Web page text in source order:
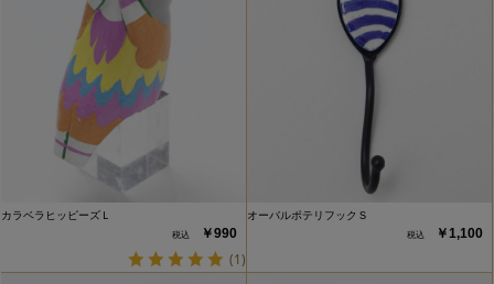
カラベラヒッピーズＬ
￥990
(1)
オーバルポテリフックＳ
￥1,100